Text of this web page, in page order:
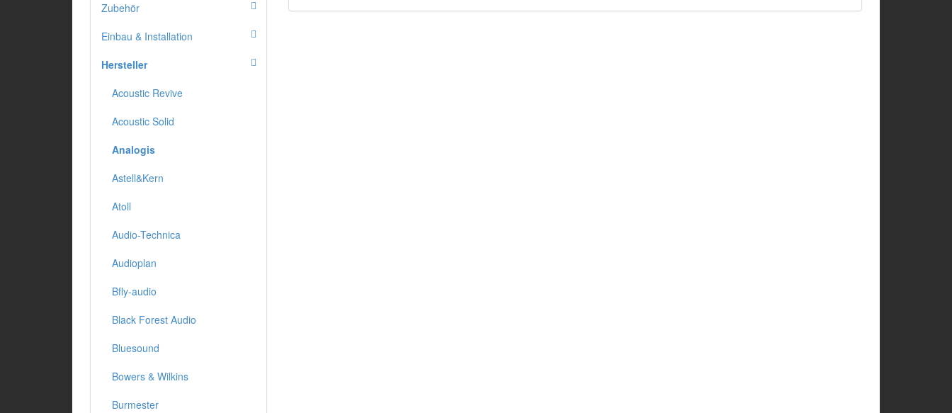
Zubehör
Einbau & Installation
Hersteller
Acoustic Revive
Acoustic Solid
Analogis
Astell&Kern
Atoll
Audio-Technica
Audioplan
Bfly-audio
Black Forest Audio
Bluesound
Bowers & Wilkins
Burmester